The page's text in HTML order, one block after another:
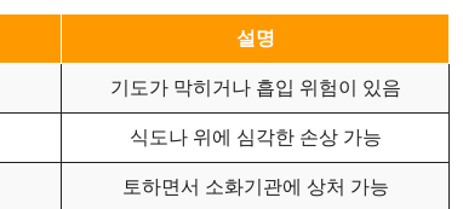
설명
기도가 막히거나 흡입 위험이 있음
식도나 위에 심각한 손상 가능
토하면서 소화기관에 상처 가능